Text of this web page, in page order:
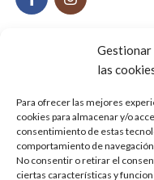
Gestionar
las
Para ofrecer las mejores
cookies para almacenar y/o
consentimiento de estas
comportamiento de
No consentir o retirar el
ciertas características y
En Elan Vital Medic
totalmente
Carrer del Museu, 10,